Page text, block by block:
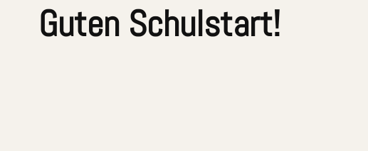
Guten Schulstart!